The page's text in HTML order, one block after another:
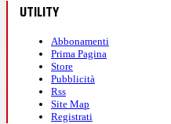
UTILITY
Abbonamenti
Prima Pagina
Store
Pubblicità
Rss
Site Map
Registrati